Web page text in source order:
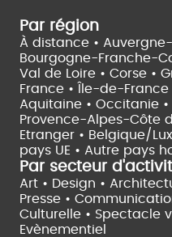
Par région
À distance •
Bourgogne-Franche-
Val de Loire • Corse •
France •
Île-de-France
Aquitaine • Occitanie •
Provence-Alpes-Côte
Etranger • Belgique/
pays UE • Autre pays
Par secteur
Art • Design •
Presse •
Culturelle • Spectacle
Evènementiel